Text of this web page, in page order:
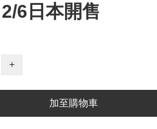
6日本開售
+
加至購物車